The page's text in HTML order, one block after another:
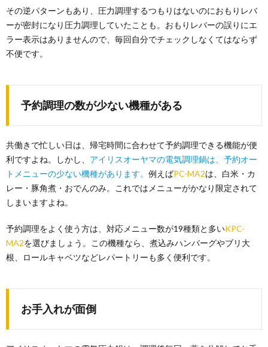
その逆パターンもあり、圧力調理するつもりはないのにおもりレバ
ーが密封になり圧力調理していたことも。おもりレバーの誤りにエ
ラー表示はありませんので、毎回自分でチェックしなくてはならず
不便です。
予約調理の数が少ない機種がある
共働きで忙しい日は、帰宅時間に合わせて予約調理できる機能が便
利ですよね。しかし、 アイリスオーヤマの電気調理鍋は、予約オー
トメニューの少ない機種があります。 例えばPC-MA2は、白米・カ
レー・豚角煮・おでんのみ。これではメニューがかなり限定されて
しまいますよね。
予約調理をよく使う方は、対応メニュー数が19種類と多いKPC-
MA2を選びましょう。この機種なら、煮込みハンバーグやブリ大
根、ロールキャベツなどレパートリーも多く便利です。
お手入れが面倒